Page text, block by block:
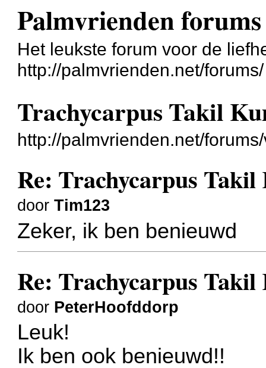
Palmvrienden forums
Het leukste forum voor de
http://palmvrienden.net/forums/
Trachycarpus Takil
http://palmvrienden.net/
Re: Trachycarpus
doorTim123
Zeker, ik ben benieuwd
Re: Trachycarpus
door PeterHoofddorp
Leuk!
Ik ben ook benieuwd!!